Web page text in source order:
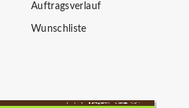
Auftragsverlauf
Wunschliste